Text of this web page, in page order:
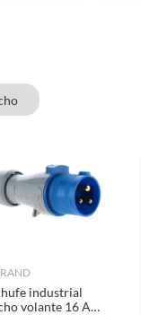
industrial
volante 16 A